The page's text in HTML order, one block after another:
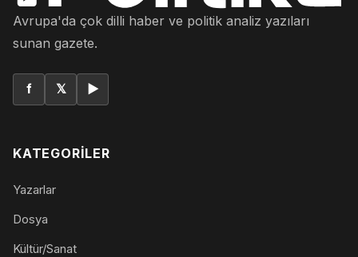
Avrupa'da çok dilli haber ve politik analiz yazıları
sunan gazete.
f 𝕏 ▶
KATEGORILER
Yazarlar
Dosya
Kültür/Sanat